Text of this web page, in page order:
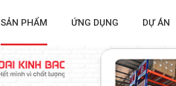
SẢN PHẨM ỨNG DỤNG DỰ ÁN